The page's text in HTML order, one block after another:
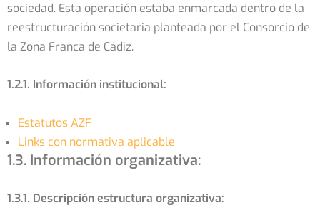
sociedad. Esta operación estaba enmarcada dentro de la
reestructuración societaria planteada por el Consorcio de
la Zona Franca de Cádiz.
1.2.1. Información institucional:
Estatutos AZF
Links con normativa aplicable
1.3. Información organizativa:
1.3.1. Descripción estructura organizativa: